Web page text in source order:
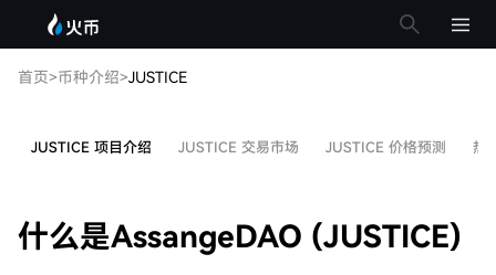
首页>币种介绍>JUSTICE
JUSTICE 项目介绍 JUSTICE 交易市场 JUSTICE 价格预测 热
什么是AssangeDAO (JUSTICE)